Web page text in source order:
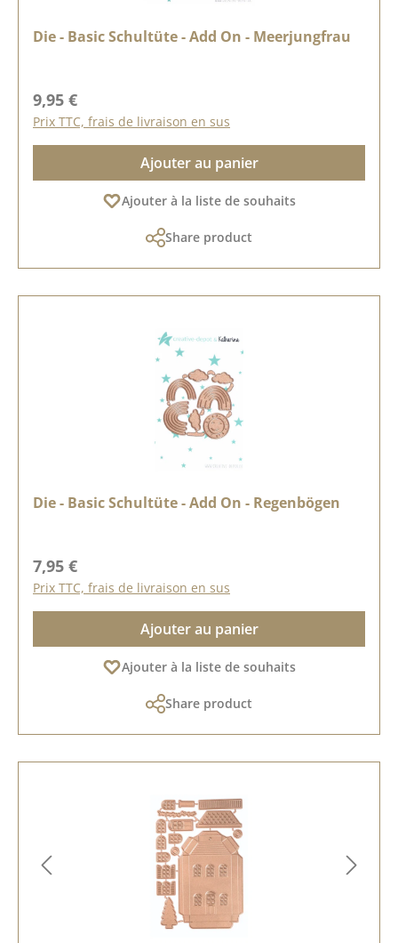
Die - Basic Schultüte - Add On - Meerjungfrau
Prix régulier :
9,95 €
Prix TTC, frais de livraison en sus
Ajouter au panier
Ajouter à la liste de souhaits
Share product
Die - Basic Schultüte - Add On - Regenbögen
Prix régulier :
7,95 €
Prix TTC, frais de livraison en sus
Ajouter au panier
Ajouter à la liste de souhaits
Share product